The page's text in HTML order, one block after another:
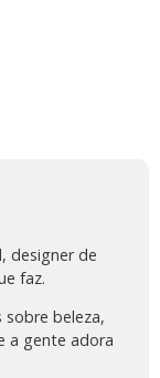
designer de
faz.
beleza,
a gente adora